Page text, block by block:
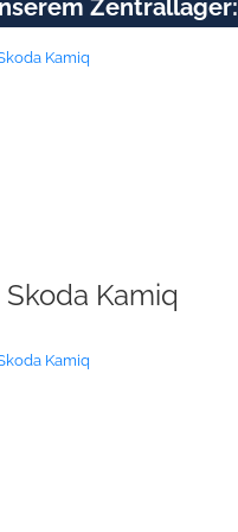
Zentrallager:
Skoda Kamiq